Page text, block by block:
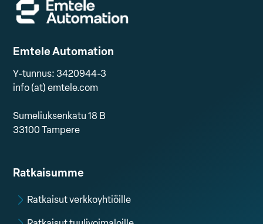
Emtele Automation
Y-tunnus: 3420944-3
info (at) emtele.com
Sumeliuksenkatu 18 B
33100 Tampere
Ratkaisumme
Ratkaisut verkkoyhtiöille